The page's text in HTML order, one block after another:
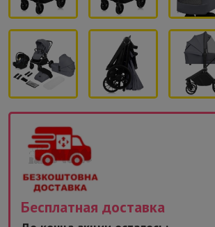
Бесплатная доставка